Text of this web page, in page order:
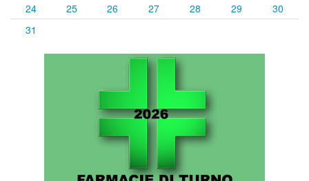
24
25 26 27 28 29
30
31